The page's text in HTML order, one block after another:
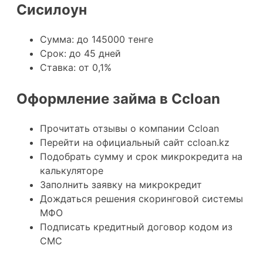
Сисилоун
Сумма: до 145000 тенге
Срок: до 45 дней
Ставка: от 0,1%
Оформление займа в Ccloan
Прочитать отзывы о компании Ccloan
Перейти на официальный сайт ccloan.kz
Подобрать сумму и срок микрокредита на
калькуляторе
Заполнить заявку на микрокредит
Дождаться решения скоринговой системы
МФО
Подписать кредитный договор кодом из
СМС